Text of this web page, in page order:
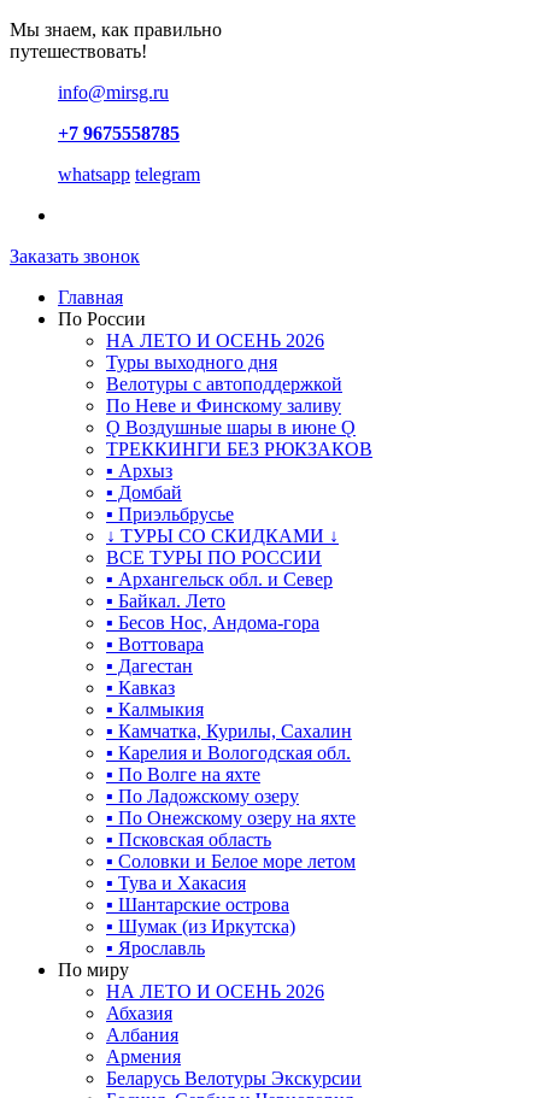
Мы знаем, как правильно
путешествовать!
info@mirsg.ru
+7 9675558785
whatsapp telegram
Заказать звонок
Главная
По России
НА ЛЕТО И ОСЕНЬ 2026
Туры выходного дня
Велотуры с автоподдержкой
По Неве и Финскому заливу
Ǫ Воздушные шары в июне Ǫ
ТРЕККИНГИ БЕЗ РЮКЗАКОВ
▪ Архыз
▪ Домбай
▪ Приэльбрусье
↓ ТУРЫ СО СКИДКАМИ ↓
ВСЕ ТУРЫ ПО РОССИИ
▪ Архангельск обл. и Север
▪ Байкал. Лето
▪ Бесов Нос, Андома-гора
▪ Воттовара
▪ Дагестан
▪ Кавказ
▪ Калмыкия
▪ Камчатка, Курилы, Сахалин
▪ Карелия и Вологодская обл.
▪ По Волге на яхте
▪ По Ладожскому озеру
▪ По Онежскому озеру на яхте
▪ Псковская область
▪ Соловки и Белое море летом
▪ Тува и Хакасия
▪ Шантарские острова
▪ Шумак (из Иркутска)
▪ Ярославль
По миру
НА ЛЕТО И ОСЕНЬ 2026
Абхазия
Албания
Армения
Беларусь Велотуры Экскурсии